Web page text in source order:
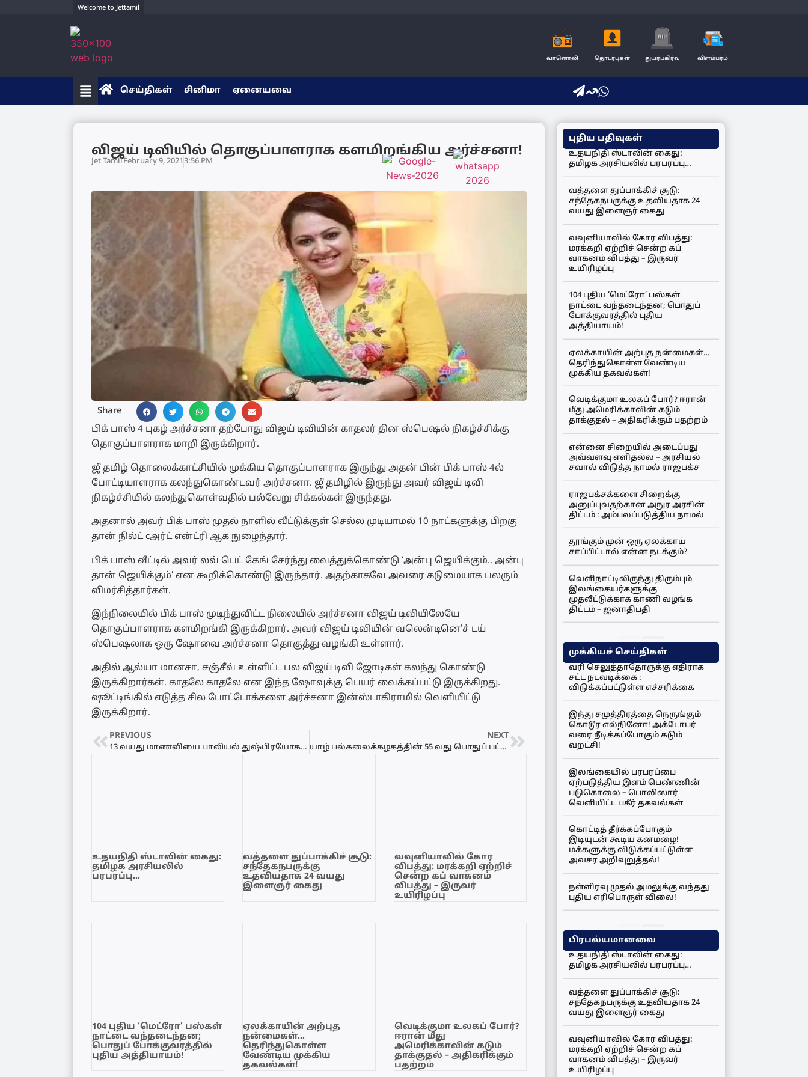
Welcome to Jettamil
வானொலி தொடர்புகள் துயர்பகிர்வு விளம்பரம்
செய்திகள் சினிமா ஏனையவை
விஜய் டிவியில் தொகுப்பாளராக களமிறங்கிய அர்ச்சனா!
Jet TamilFebruary 9, 20213:56 PM
Share
பிக் பாஸ் 4 புகழ் அர்ச்சனா தற்போது விஜய் டிவியின் காதலர் தின ஸ்பெஷல் நிகழ்ச்சிக்கு
தொகுப்பாளராக மாறி இருக்கிறார்.
ஜீ தமிழ் தொலைக்காட்சியில் முக்கிய தொகுப்பாளராக இருந்து அதன் பின் பிக் பாஸ் 4ல்
போட்டியாளராக கலந்துகொண்டவர் அர்ச்சனா. ஜீ தமிழில் இருந்து அவர் விஜய் டிவி
நிகழ்ச்சியில் கலந்துகொள்வதில் பல்வேறு சிக்கல்கள் இருந்தது.
அதனால் அவர் பிக் பாஸ் முதல் நாளில் வீட்டுக்குள் செல்ல முடியாமல் 10 நாட்களுக்கு பிறகு
தான் நில்ட் cஅர்ட் என்ட்ரி ஆக நுழைந்தார்.
பிக் பாஸ் வீட்டில் அவர் லவ் பெட் கேங் சேர்ந்து வைத்துக்கொண்டு ‘அன்பு ஜெயிக்கும்.. அன்பு
தான் ஜெயிக்கும்’ என கூறிக்கொண்டு இருந்தார். அதற்காகவே அவரை கடுமையாக பலரும்
விமர்சித்தார்கள்.
இந்நிலையில் பிக் பாஸ் முடிந்துவிட்ட நிலையில் அர்ச்சனா விஜய் டிவியிலேயே
தொகுப்பாளராக களமிறங்கி இருக்கிறார். அவர் விஜய் டிவியின் வலென்டினெ’ச் டய்
ஸ்பெஷலாக ஒரு ஷோவை அர்ச்சனா தொகுத்து வழங்கி உள்ளார்.
அதில் ஆல்யா மானசா, சஞ்சீவ் உள்ளிட்ட பல விஜய் டிவி ஜோடிகள் கலந்து கொண்டு
இருக்கிறார்கள். காதலே காதலே என இந்த ஷோவுக்கு பெயர் வைக்கப்பட்டு இருக்கிறது.
ஷூட்டிங்கில் எடுத்த சில போட்டோக்களை அர்ச்சனா இன்ஸ்டாகிராமில் வெளியிட்டு
இருக்கிறார்.
PREVIOUS
13 வயது மாணவியை பாலியல் துஷ்பிரயோகம் செய்த சித்தப்பா!
NEXT
யாழ் பல்கலைக்கழகத்தின் 55 வது பொதுப் பட்டமளிப்பு விழா!
உதயநிதி ஸ்டாலின் கைது:
தமிழக அரசியலில்
பரபரப்பு…
வத்தளை துப்பாக்கிச் சூடு:
சந்தேகநபருக்கு
உதவியதாக 24 வயது
இளைஞர் கைது
வவுனியாவில் கோர
விபத்து: மரக்கறி ஏற்றிச்
சென்ற கப் வாகனம்
விபத்து – இருவர்
உயிரிழப்பு
104 புதிய ‘மெட்ரோ’ பஸ்கள்
நாட்டை வந்தடைந்தன;
பொதுப் போக்குவரத்தில்
புதிய அத்தியாயம்!
ஏலக்காயின் அற்புத
நன்மைகள்…
தெரிந்துகொள்ள
வேண்டிய முக்கிய
தகவல்கள்!
வெடிக்குமா உலகப் போர்?
ஈரான் மீது
அமெரிக்காவின் கடும்
தாக்குதல் – அதிகரிக்கும்
பதற்றம்
புதிய பதிவுகள்
உதயநிதி ஸ்டாலின் கைது:
தமிழக அரசியலில் பரபரப்பு…
வத்தளை துப்பாக்கிச் சூடு:
சந்தேகநபருக்கு உதவியதாக 24
வயது இளைஞர் கைது
வவுனியாவில் கோர விபத்து:
மரக்கறி ஏற்றிச் சென்ற கப்
வாகனம் விபத்து – இருவர்
உயிரிழப்பு
104 புதிய ‘மெட்ரோ’ பஸ்கள்
நாட்டை வந்தடைந்தன; பொதுப்
போக்குவரத்தில் புதிய
அத்தியாயம்!
ஏலக்காயின் அற்புத நன்மைகள்…
தெரிந்துகொள்ள வேண்டிய
முக்கிய தகவல்கள்!
வெடிக்குமா உலகப் போர்? ஈரான்
மீது அமெரிக்காவின் கடும்
தாக்குதல் – அதிகரிக்கும் பதற்றம்
என்னை சிறையில் அடைப்பது
அவ்வளவு எளிதல்ல – அரசியல்
சவால் விடுத்த நாமல் ராஜபக்ச
ராஜபக்சக்களை சிறைக்கு
அனுப்புவதற்கான அநுர அரசின்
திட்டம் : அம்பலப்படுத்திய நாமல்
தூங்கும் முன் ஒரு ஏலக்காய்
சாப்பிட்டால் என்ன நடக்கும்?
வெளிநாட்டிலிருந்து திரும்பும்
இலங்கையர்களுக்கு
முதலீட்டுக்காக காணி வழங்க
திட்டம் – ஜனாதிபதி
முக்கியச் செய்திகள்
வரி செலுத்தாதோருக்கு எதிராக
சட்ட நடவடிக்கை :
விடுக்கப்பட்டுள்ள எச்சரிக்கை
இந்து சமுத்திரத்தை நெருங்கும்
கொடூர எல்நினோ! அக்டோபர்
வரை நீடிக்கப்போகும் கடும்
வறட்சி!
இலங்கையில் பரபரப்பை
ஏற்படுத்திய இளம் பெண்ணின்
படுகொலை – பொலிஸார்
வெளியிட்ட பகீர் தகவல்கள்
கொட்டித் தீர்க்கப்போகும்
இடியுடன் கூடிய கனமழை!
மக்களுக்கு விடுக்கப்பட்டுள்ள
அவசர அறிவுறுத்தல்!
நள்ளிரவு முதல் அமலுக்கு வந்தது
புதிய எரிபொருள் விலை!
பிரபல்யமானவை
உதயநிதி ஸ்டாலின் கைது:
தமிழக அரசியலில் பரபரப்பு…
வத்தளை துப்பாக்கிச் சூடு:
சந்தேகநபருக்கு உதவியதாக 24
வயது இளைஞர் கைது
வவுனியாவில் கோர விபத்து:
மரக்கறி ஏற்றிச் சென்ற கப்
வாகனம் விபத்து – இருவர்
உயிரிழப்பு